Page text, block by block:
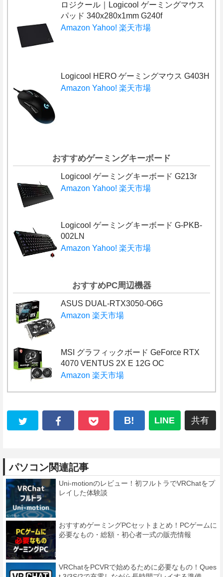
ロジクール｜Logicool ゲーミングマウス
パッド 340x280x1mm G240f
Amazon Yahoo! 楽天市場
Logicool HERO ゲーミングマウス G403H
Amazon Yahoo! 楽天市場
おすすめゲーミングキーボード
Logicool ゲーミングキーボード G213r
Amazon Yahoo! 楽天市場
Logicool ゲーミングキーボード G-PKB-
002LN
Amazon Yahoo! 楽天市場
おすすめPC周辺機器
ASUS DUAL-RTX3050-O6G
Amazon 楽天市場
MSI グラフィックボード GeForce RTX
4070 VENTUS 2X E 12G OC
Amazon 楽天市場
B! LINE 共有
パソコン関連記事
Uni-motionのレビュー！初フルトラでVRChatをプ
レイした体験談
おすすめゲーミングPCセットまとめ！PCゲームに
必要なもの・総額・初心者一式の販売情報
VRChatをPCVRで始めるために必要なもの！Ques